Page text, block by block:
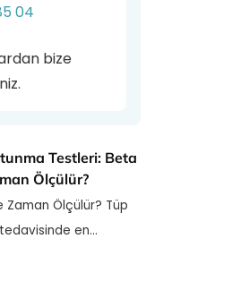
04
bize
Testleri: Beta
Ölçülür?
Zaman Ölçülür? Tüp
en…